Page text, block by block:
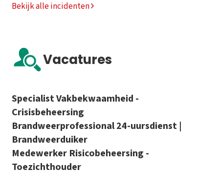
Bekijk alle incidenten
Vacatures
Specialist Vakbekwaamheid -
Crisisbeheersing
Brandweerprofessional 24-uursdienst |
Brandweerduiker
Medewerker Risicobeheersing -
Toezichthouder